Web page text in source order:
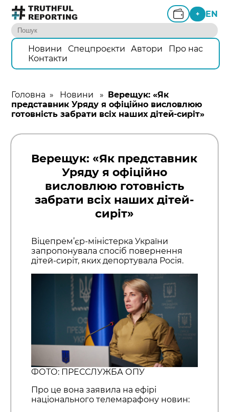
+ EN
Новини Спецпроєкти Автори
Про нас
Контакти
Головна » Новини » Верещук: «Як
представник Уряду я офіційно висловлюю
готовність забрати всіх наших дітей-сиріт»
Верещук: «Як представник
Уряду я офіційно
висловлюю готовність
забрати всіх наших дітей-
сиріт»
Віцепрем’єр-міністерка України
запропонувала спосіб повернення
дітей-сиріт, яких депортувала Росія.
ФОТО: ПРЕССЛУЖБА ОПУ
Про це вона заявила на ефірі
національного телемарафону новин: